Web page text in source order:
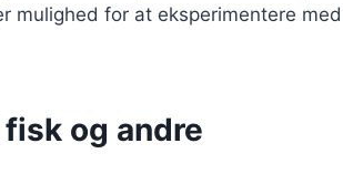
mulighed for at eksperimentere med
og andre